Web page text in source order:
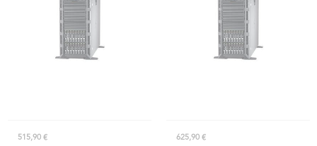
515,90 € 625,90 €